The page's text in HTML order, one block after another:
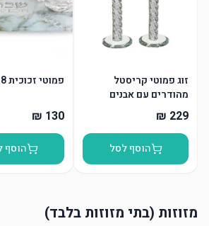
זוג פמוטי קריסטל
מהודרים עם אבנים
הוסף לסל
פמוטי זכוכית 10X18 ס"מ
הוסף
מזוזות (בתי מזוזות בלבד)